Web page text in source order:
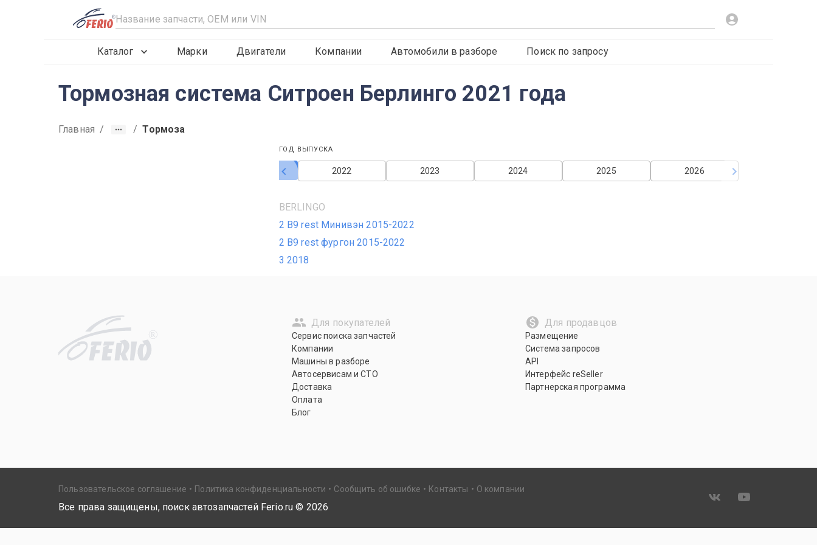
R
Каталог Марки Двигатели Компании Автомобили в разборе Поиск по запросу
Тормозная система Ситроен Берлинго 2021 года
Главная / / Тормоза
ГОД ВЫПУСКА
2026
2025
2024
2023
2022
BERLINGO
2 B9 rest Минивэн 2015-2022
2 B9 rest фургон 2015-2022
3 2018
R
Для покупателей
Сервис поиска запчастей
Компании
Машины в разборе
Автосервисам и СТО
Доставка
Оплата
Блог
Для продавцов
Размещение
Система запросов
API
Интерфейс reSeller
Партнерская программа
Пользовательское соглашение Политика конфиденциальности Сообщить об ошибке Контакты О компании
Все права защищены, поиск автозапчастей Ferio.ru © 2026